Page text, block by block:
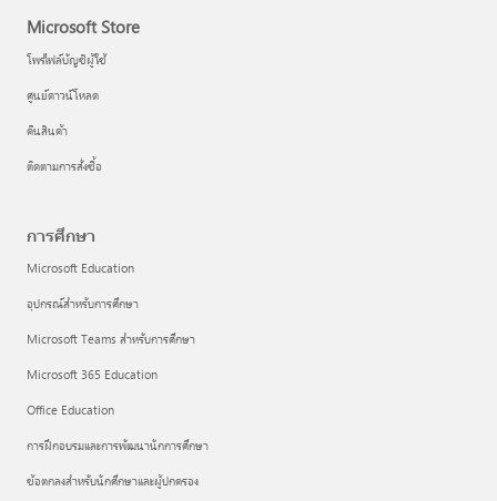
Microsoft Store
โพรไฟล์บัญชีผู้ใช้
ศูนย์ดาวน์โหลด
คืนสินค้า
ติดตามการสั่งซื้อ
การศึกษา
Microsoft Education
อุปกรณ์สำหรับการศึกษา
Microsoft Teams สำหรับการศึกษา
Microsoft 365 Education
Office Education
การฝึกอบรมและการพัฒนานักการศึกษา
ข้อตกลงสำหรับนักศึกษาและผู้ปกครอง